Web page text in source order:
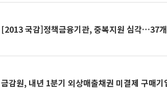
[2013 국감]정책금융기관, 중복지원 심각…37
금감원, 내년 1분기 외상매출채권 미결제 구매기